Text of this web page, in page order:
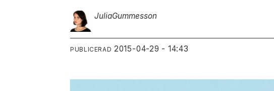
JuliaGummesson
PUBLICERAD 2015-04-29 - 14:43